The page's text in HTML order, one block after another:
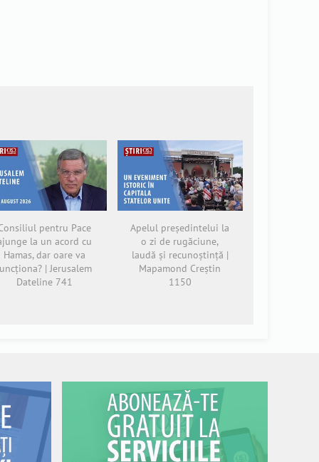
pentru Pace
la un acord cu
Hamas, dar oare va
| Jerusalem
Dateline 741
Apelul președintelui la
o zi de rugăciune,
laudă și recunoștință |
Mapamond Creștin
1150